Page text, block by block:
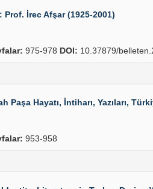
Prof. İrec Afşar (1925-2001)
975-978 DOI: 10.37879/
Hayatı, İntiharı, Yazıları,
953-958